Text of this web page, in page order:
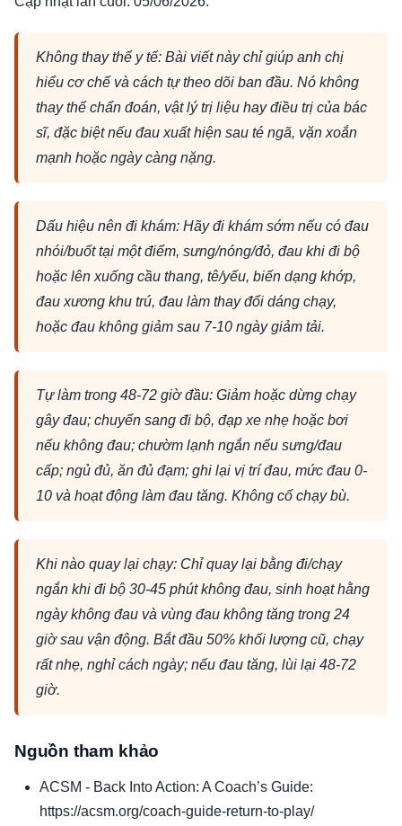
Không thay thế y tế: Bài viết này chỉ giúp anh chị
hiểu cơ chế và cách tự theo dõi ban đầu. Nó không
thay thế chẩn đoán, vật lý trị liệu hay điều trị của bác
sĩ, đặc biệt nếu đau xuất hiện sau té ngã, vặn xoắn
mạnh hoặc ngày càng nặng.
Dấu hiệu nên đi khám: Hãy đi khám sớm nếu có đau
nhói/buốt tại một điểm, sưng/nóng/đỏ, đau khi đi bộ
hoặc lên xuống cầu thang, tê/yếu, biến dạng khớp,
đau xương khu trú, đau làm thay đổi dáng chạy,
hoặc đau không giảm sau 7-10 ngày giảm tải.
Tự làm trong 48-72 giờ đầu: Giảm hoặc dừng chạy
gây đau; chuyển sang đi bộ, đạp xe nhẹ hoặc bơi
nếu không đau; chườm lạnh ngắn nếu sưng/đau
cấp; ngủ đủ, ăn đủ đạm; ghi lại vị trí đau, mức đau 0-
10 và hoạt động làm đau tăng. Không cố chạy bù.
Khi nào quay lại chạy: Chỉ quay lại bằng đi/chạy
ngắn khi đi bộ 30-45 phút không đau, sinh hoạt hằng
ngày không đau và vùng đau không tăng trong 24
giờ sau vận động. Bắt đầu 50% khối lượng cũ, chạy
rất nhẹ, nghỉ cách ngày; nếu đau tăng, lùi lại 48-72
giờ.
Nguồn tham khảo
ACSM - Back Into Action: A Coach’s Guide:
https://acsm.org/coach-guide-return-to-play/